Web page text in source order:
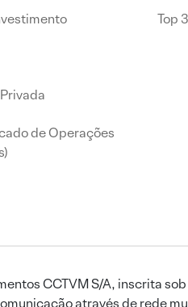
de Operações
Top
CCTVM S/A, inscrita
através de rede